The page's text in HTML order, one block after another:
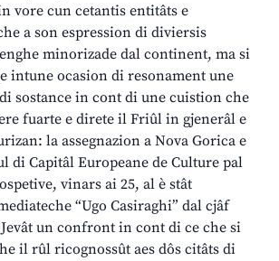
vore cun cetantis entitâts e
a son espression di diviersis
minorizade dal continent, ma si
intune ocasion di resonament une
sostance in cont di une cuistion che
fuarte e direte il Friûl in gjenerâl e
la assegnazion a Nova Gorica e
di Capitâl Europeane de Culture pal
vinars ai 25, al è stât
“Ugo Casiraghi” dal cjâf
un confront in cont di ce che si
il rûl ricognossût aes dôs citâts di